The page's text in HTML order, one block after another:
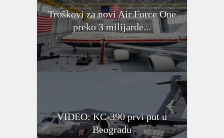
Troškovi za novi Air Force One
preko 3 milijarde...
VIDEO: KC-390 prvi put u
Beogradu